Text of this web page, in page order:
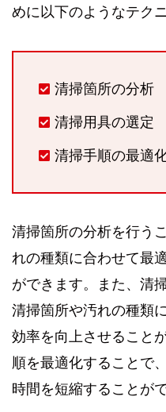
めに以下のようなテク
清掃箇所の分析
清掃用具の選定
清掃手順の最適
清掃箇所の分析を行う
れの種類に合わせて最
ができます。また、清
清掃箇所や汚れの種類
効率を向上させること
順を最適化することで
時間を短縮することが